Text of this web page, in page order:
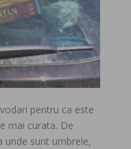
pentru ca este
mai curata. De
unde sunt umbrele,